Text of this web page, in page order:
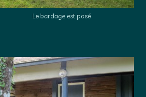
Le bardage est posé